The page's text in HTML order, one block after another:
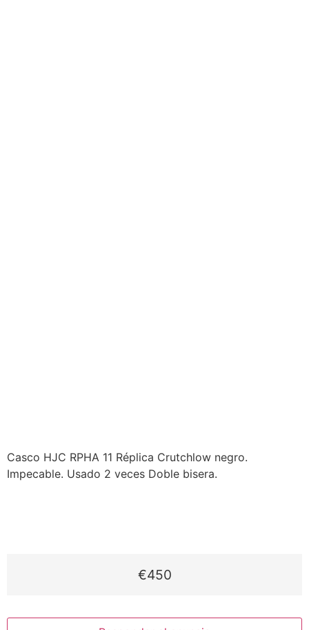
Casco HJC RPHA 11 Réplica Crutchlow negro.
Impecable. Usado 2 veces Doble bisera.
€450